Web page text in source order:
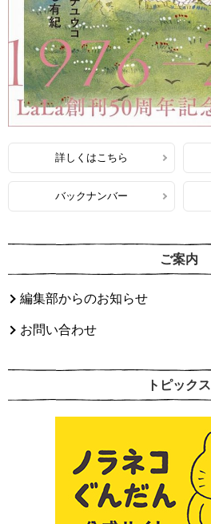
詳しくはこちら
バックナンバー
ご案内
編集部からのお知らせ
お問い合わせ
トピックス